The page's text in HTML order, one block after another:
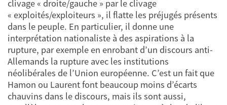
clivage « droite/gauche » par le clivage
« exploités/exploiteurs », il flatte les préjugés présents
dans le peuple. En particulier, il donne une
interprétation nationaliste à des aspirations à la
rupture, par exemple en enrobant d’un discours anti-
Allemands la rupture avec les institutions
néolibérales de l’Union européenne. C’est un fait que
Hamon ou Laurent font beaucoup moins d’écarts
chauvins dans le discours, mais ils sont aussi,